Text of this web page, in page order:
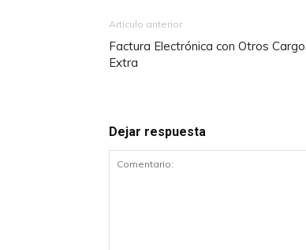
Artículo anterior
Factura Electrónica con Otros
Extra
Dejar respuesta